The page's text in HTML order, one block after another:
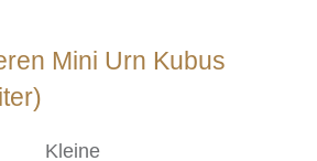
Mini Urn Kubus